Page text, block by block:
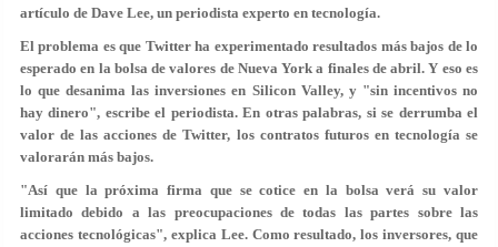
artículo de Dave Lee, un periodista experto en tecnología.
El problema es que Twitter ha experimentado resultados más bajos de lo
esperado en la bolsa de valores de Nueva York a finales de abril. Y eso es
lo que desanima las inversiones en Silicon Valley, y "sin incentivos no
hay dinero", escribe el periodista. En otras palabras, si se derrumba el
valor de las acciones de Twitter, los contratos futuros en tecnología se
valorarán más bajos.
"Así que la próxima firma que se cotice en la bolsa verá su valor
limitado debido a las preocupaciones de todas las partes sobre las
acciones tecnológicas", explica Lee. Como resultado, los inversores, que